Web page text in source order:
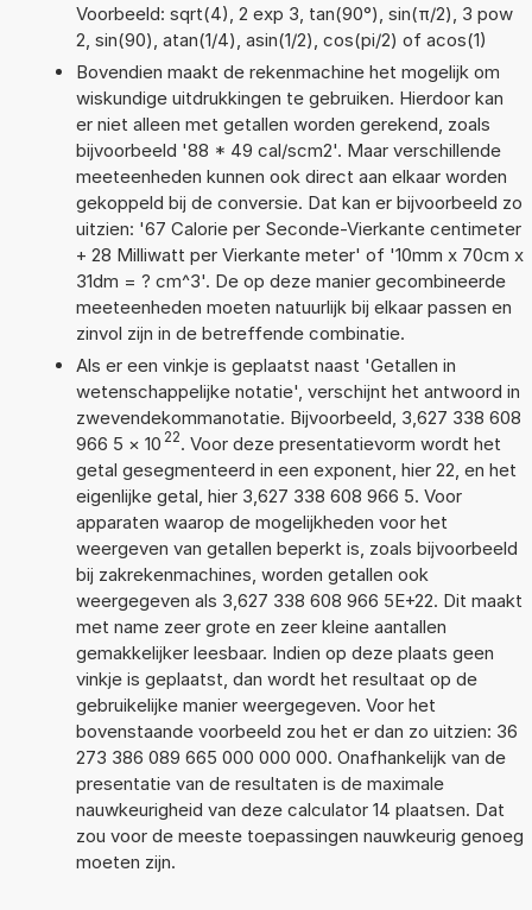
Voorbeeld: sqrt(4), 2 exp 3, tan(90°), sin(π/2), 3 pow
2, sin(90), atan(1/4), asin(1/2), cos(pi/2) of acos(1)
Bovendien maakt de rekenmachine het mogelijk om
wiskundige uitdrukkingen te gebruiken. Hierdoor kan
er niet alleen met getallen worden gerekend, zoals
bijvoorbeeld '88 * 49 cal/scm2'. Maar verschillende
meeteenheden kunnen ook direct aan elkaar worden
gekoppeld bij de conversie. Dat kan er bijvoorbeeld zo
uitzien: '67 Calorie per Seconde-Vierkante centimeter
+ 28 Milliwatt per Vierkante meter' of '10mm x 70cm x
31dm = ? cm^3'. De op deze manier gecombineerde
meeteenheden moeten natuurlijk bij elkaar passen en
zinvol zijn in de betreffende combinatie.
Als er een vinkje is geplaatst naast 'Getallen in
wetenschappelijke notatie', verschijnt het antwoord in
zwevendekommanotatie. Bijvoorbeeld, 3,627 338 608
966 5 × 10 22. Voor deze presentatievorm wordt het
getal gesegmenteerd in een exponent, hier 22, en het
eigenlijke getal, hier 3,627 338 608 966 5. Voor
apparaten waarop de mogelijkheden voor het
weergeven van getallen beperkt is, zoals bijvoorbeeld
bij zakrekenmachines, worden getallen ook
weergegeven als 3,627 338 608 966 5E+22. Dit maakt
met name zeer grote en zeer kleine aantallen
gemakkelijker leesbaar. Indien op deze plaats geen
vinkje is geplaatst, dan wordt het resultaat op de
gebruikelijke manier weergegeven. Voor het
bovenstaande voorbeeld zou het er dan zo uitzien: 36
273 386 089 665 000 000 000. Onafhankelijk van de
presentatie van de resultaten is de maximale
nauwkeurigheid van deze calculator 14 plaatsen. Dat
zou voor de meeste toepassingen nauwkeurig genoeg
moeten zijn.